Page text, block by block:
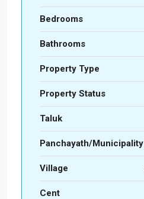
Bedrooms
Bathrooms
Property Type
Property Status
Taluk
Panchayath/Municipality
Village
Cent